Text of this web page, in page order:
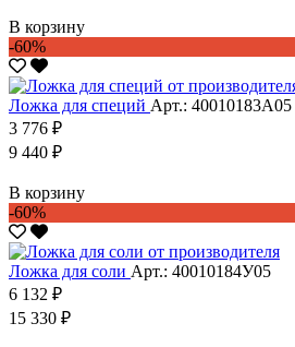
В корзину
-60%
Ложка для специй Арт.: 40010183А05
3 776 ₽
9 440 ₽
В корзину
-60%
Ложка для соли Арт.: 40010184У05
6 132 ₽
15 330 ₽